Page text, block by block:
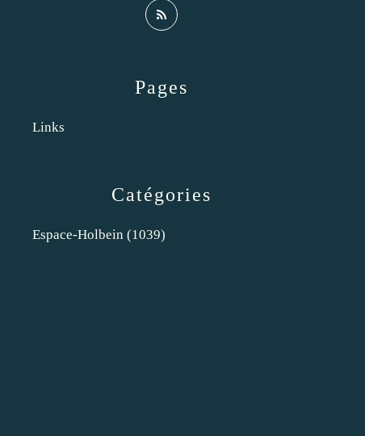
Catégories
Espace-Holbein (1039)
Pages
Links